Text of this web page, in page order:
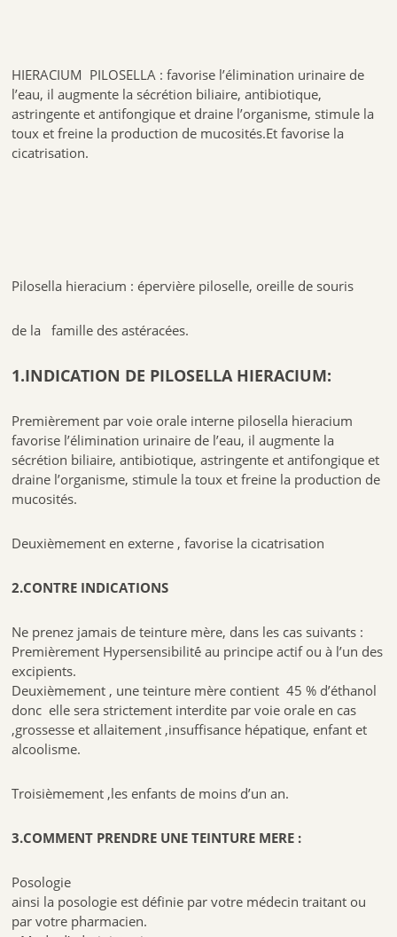
HIERACIUM PILOSELLA : favorise l’élimination urinaire de
l’eau, il augmente la sécrétion biliaire, antibiotique,
astringente et antifongique et draine l’organisme, stimule la
toux et freine la production de mucosités.Et favorise la
cicatrisation.
Pilosella hieracium : épervière piloselle, oreille de souris
de la famille des astéracées.
1.INDICATION DE PILOSELLA HIERACIUM:
Premièrement par voie orale interne pilosella hieracium
favorise l’élimination urinaire de l’eau, il augmente la
sécrétion biliaire, antibiotique, astringente et antifongique et
draine l’organisme, stimule la toux et freine la production de
mucosités.
Deuxièmement en externe , favorise la cicatrisation
2.CONTRE INDICATIONS
Ne prenez jamais de teinture mère, dans les cas suivants :
Premièrement Hypersensibilité́ au principe actif ou à l’un des
excipients.
Deuxièmement , une teinture mère contient 45 % d’éthanol
donc elle sera strictement interdite par voie orale en cas
,grossesse et allaitement ,insuffisance hépatique, enfant et
alcoolisme.
Troisièmement ,les enfants de moins d’un an.
3.COMMENT PRENDRE UNE TEINTURE MERE :
Posologie
ainsi la posologie est définie par votre médecin traitant ou
par votre pharmacien.